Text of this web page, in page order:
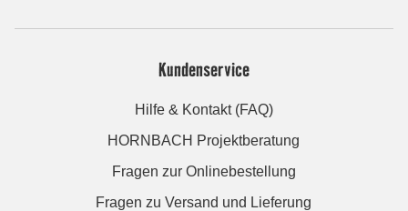
Kundenservice
Hilfe & Kontakt (FAQ)
HORNBACH Projektberatung
Fragen zur Onlinebestellung
Fragen zu Versand und Lieferung